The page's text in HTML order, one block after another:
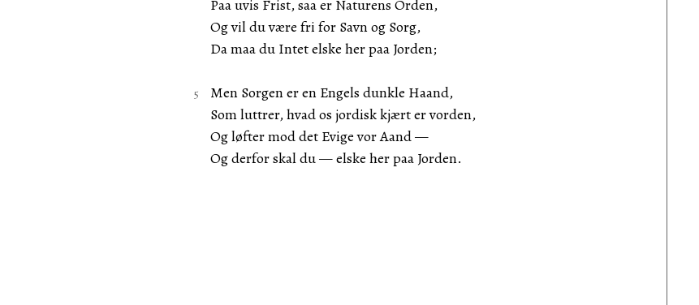
Paa uvis Frist, saa er Naturens Orden,
Og vil du være fri for Savn og Sorg,
Da maa du Intet elske her paa Jorden;
Men Sorgen er en Engels dunkle Haand,
Som luttrer, hvad os jordisk kjært er vorden,
Og løfter mod det Evige vor Aand —
Og derfor skal du — elske her paa Jorden.